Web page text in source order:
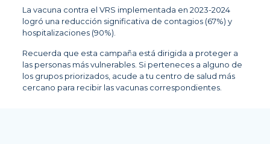
La vacuna contra el VRS implementada en 2023-2024
logró una reducción significativa de contagios (67%) y
hospitalizaciones (90%).
Recuerda que esta campaña está dirigida a proteger a
las personas más vulnerables. Si perteneces a alguno de
los grupos priorizados, acude a tu centro de salud más
cercano para recibir las vacunas correspondientes.